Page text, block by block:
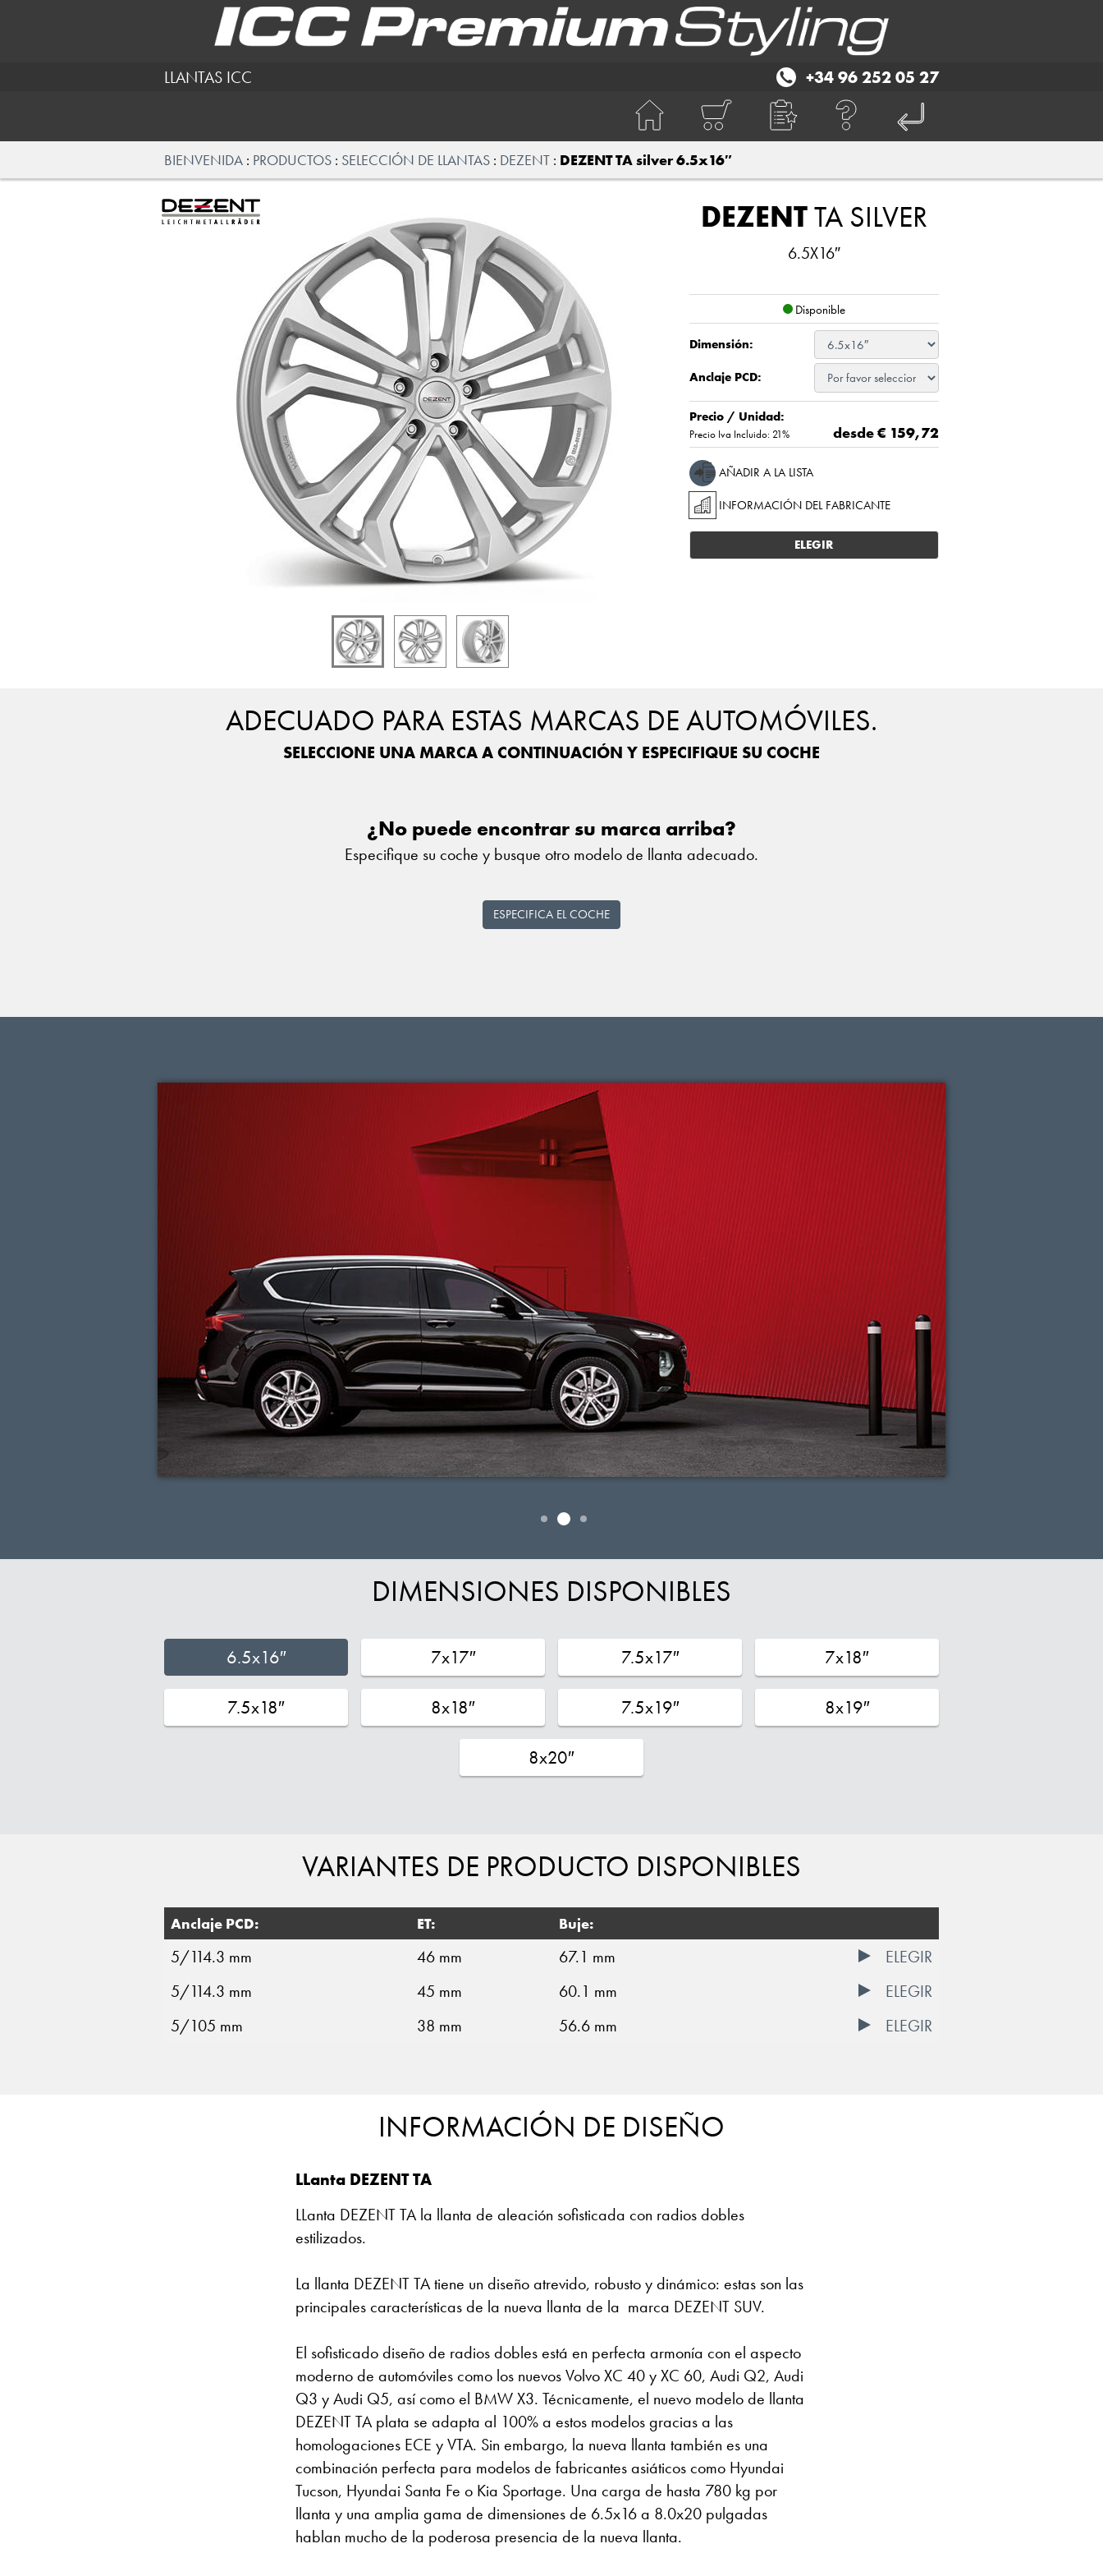
LLANTAS ICC +34 96 252 05 27
BIENVENIDA PRODUCTOS SELECCIÓN DE LLANTAS DEZENT DEZENT TA silver 6.5x16″
DEZENTTA SILVER
6.5X16″
Disponible
Dimensión:
Anclaje PCD:
Precio / Unidad:
Precio Iva Incluido: 21% desde € 159,72
AÑADIR A LA LISTA
INFORMACIÓN DEL FABRICANTE
ELEGIR
ADECUADO PARA ESTAS MARCAS DE AUTOMÓVILES.
SELECCIONE UNA MARCA A CONTINUACIÓN Y ESPECIFIQUE SU COCHE
¿No puede encontrar su marca arriba?
Especifique su coche y busque otro modelo de llanta adecuado.
ESPECIFICA EL COCHE
DIMENSIONES DISPONIBLES
6.5x16″ 7x17″ 7.5x17″ 7x18″
7.5x18″ 8x18″ 7.5x19″ 8x19″
8x20″
VARIANTES DE PRODUCTO DISPONIBLES
Anclaje PCD: ET: Buje:
5/114.3 mm 46 mm 67.1 mm
ELEGIR
5/114.3 mm
45 mm 60.1 mm
ELEGIR
5/105 mm
38 mm 56.6 mm ELEGIR
INFORMACIÓN DE DISEÑO
LLanta DEZENT TA
LLanta DEZENT TA la llanta de aleación sofisticada con radios dobles
estilizados.
La llanta DEZENT TA tiene un diseño atrevido, robusto y dinámico: estas son las
principales características de la nueva llanta de la marca DEZENT SUV.
El sofisticado diseño de radios dobles está en perfecta armonía con el aspecto
moderno de automóviles como los nuevos Volvo XC 40 y XC 60, Audi Q2, Audi
Q3 y Audi Q5, así como el BMW X3. Técnicamente, el nuevo modelo de llanta
DEZENT TA plata se adapta al 100% a estos modelos gracias a las
homologaciones ECE y VTA. Sin embargo, la nueva llanta también es una
combinación perfecta para modelos de fabricantes asiáticos como Hyundai
Tucson, Hyundai Santa Fe o Kia Sportage. Una carga de hasta 780 kg por
llanta y una amplia gama de dimensiones de 6.5x16 a 8.0x20 pulgadas
hablan mucho de la poderosa presencia de la nueva llanta.